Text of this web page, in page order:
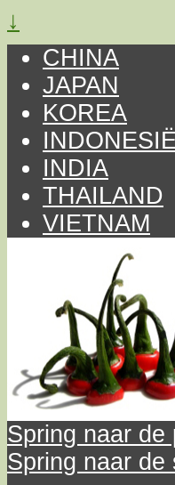
↓
CHINA
JAPAN
KOREA
INDONESIË
INDIA
THAILAND
VIETNAM
Spring naar de
Spring naar de